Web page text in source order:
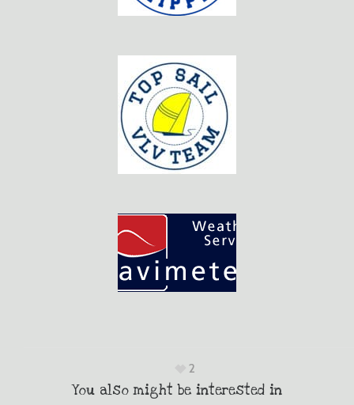
2
You also might be interested in